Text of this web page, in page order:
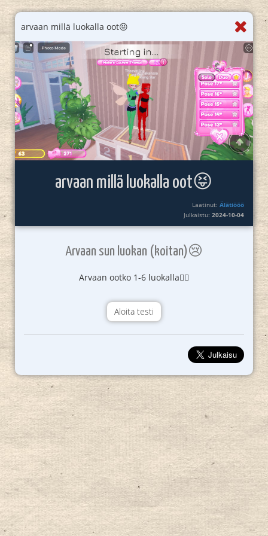
arvaan millä luokalla oot😝
arvaan millä luokalla oot😝
Laatinut:Älätiööö
Julkaistu:2024-10-04
Arvaan sun luokan (koitan)😢
Arvaan ootko 1-6 luokalla🙂‍↔️
Aloita testi